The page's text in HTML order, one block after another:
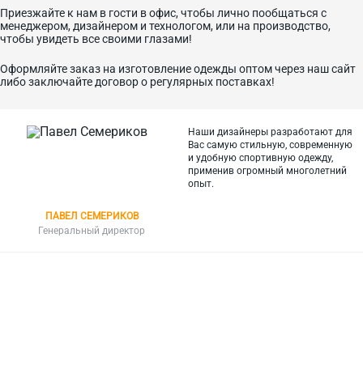
Приезжайте к нам в гости в офис, чтобы лично пообщаться с
менеджером, дизайнером и технологом, или на производство,
чтобы увидеть все своими глазами!
Оформляйте заказ на изготовление одежды оптом через наш сайт
либо заключайте договор о регулярных поставках!
ПАВЕЛ СЕМЕРИКОВ
Генеральный директор
Наши дизайнеры разработают для
Вас самую стильную, современную
и удобную спортивную одежду,
применив огромный многолетний
опыт.